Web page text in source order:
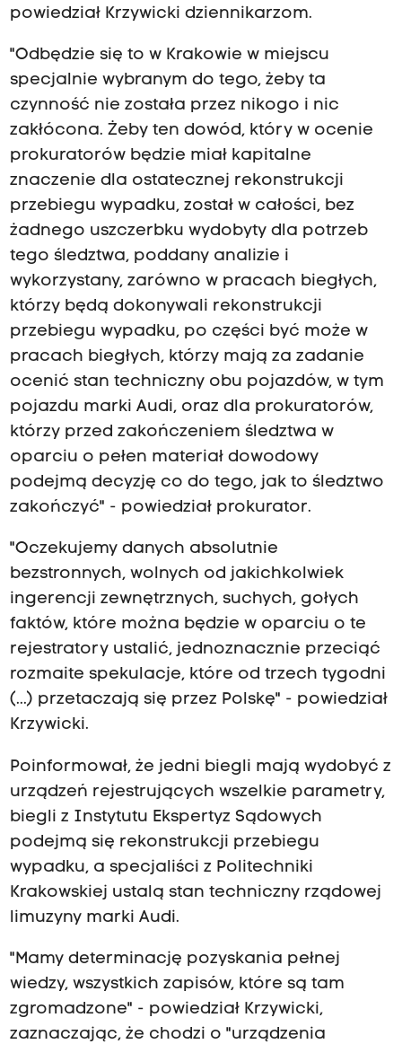
powiedział Krzywicki dziennikarzom.
"Odbędzie się to w Krakowie w miejscu
specjalnie wybranym do tego, żeby ta
czynność nie została przez nikogo i nic
zakłócona. Żeby ten dowód, który w ocenie
prokuratorów będzie miał kapitalne
znaczenie dla ostatecznej rekonstrukcji
przebiegu wypadku, został w całości, bez
żadnego uszczerbku wydobyty dla potrzeb
tego śledztwa, poddany analizie i
wykorzystany, zarówno w pracach biegłych,
którzy będą dokonywali rekonstrukcji
przebiegu wypadku, po części być może w
pracach biegłych, którzy mają za zadanie
ocenić stan techniczny obu pojazdów, w tym
pojazdu marki Audi, oraz dla prokuratorów,
którzy przed zakończeniem śledztwa w
oparciu o pełen materiał dowodowy
podejmą decyzję co do tego, jak to śledztwo
zakończyć" - powiedział prokurator.
"Oczekujemy danych absolutnie
bezstronnych, wolnych od jakichkolwiek
ingerencji zewnętrznych, suchych, gołych
faktów, które można będzie w oparciu o te
rejestratory ustalić, jednoznacznie przeciąć
rozmaite spekulacje, które od trzech tygodni
(...) przetaczają się przez Polskę" - powiedział
Krzywicki.
Poinformował, że jedni biegli mają wydobyć z
urządzeń rejestrujących wszelkie parametry,
biegli z Instytutu Ekspertyz Sądowych
podejmą się rekonstrukcji przebiegu
wypadku, a specjaliści z Politechniki
Krakowskiej ustalą stan techniczny rządowej
limuzyny marki Audi.
"Mamy determinację pozyskania pełnej
wiedzy, wszystkich zapisów, które są tam
zgromadzone" - powiedział Krzywicki,
zaznaczając, że chodzi o "urządzenia